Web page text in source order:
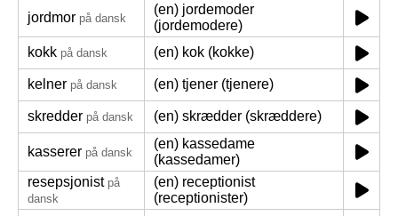
jordmor på dansk
(en) jordemoder
(jordemodere)
kokk på dansk (en) kok (kokke)
kelner på dansk (en) tjener (tjenere)
skredder på dansk (en) skrædder (skræddere)
kasserer på dansk
(en) kassedame
(kassedamer)
resepsjonist på
dansk
(en) receptionist
(receptionister)